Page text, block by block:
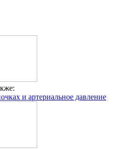
и артериальное давление